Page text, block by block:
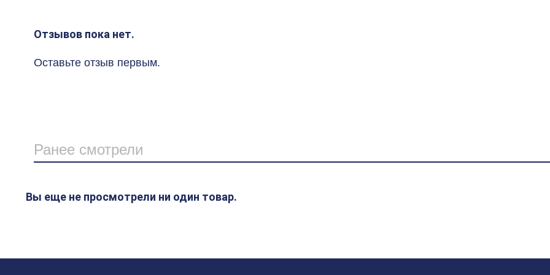
Отзывов пока нет.
Оставьте отзыв первым.
Ранее смотрели
Вы еще не просмотрели ни один товар.